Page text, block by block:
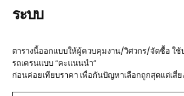
ระบบ
ตารางนี้ออกแบบให้ผู้ควบคุมงาน/วิศวกร/จัดซื้อ ใช้
รถเครนแบบ “คะแนนนำ”
ก่อนค่อยเทียบราคา เพื่อกันปัญหาเลือกถูกสุดแต่เสี่ย